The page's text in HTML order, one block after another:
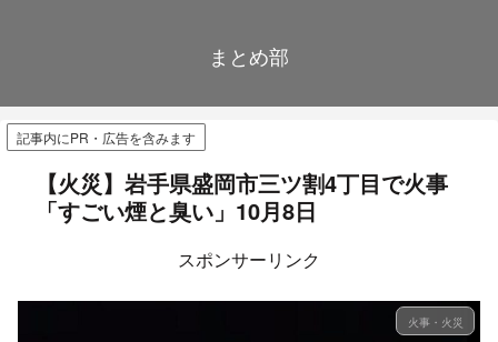
まとめ部
記事内にPR・広告を含みます
【火災】岩手県盛岡市三ツ割4丁目で火事
「すごい煙と臭い」10月8日
スポンサーリンク
火事・火災